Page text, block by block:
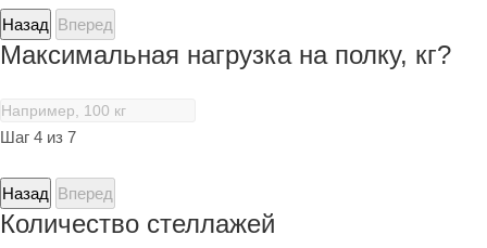
Назад Вперед
Максимальная нагрузка на полку, кг?
Шаг 4 из 7
Назад Вперед
Количество стеллажей